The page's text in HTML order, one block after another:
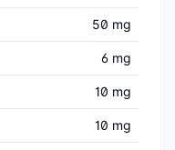
50 mg
6 mg
10 mg
10 mg